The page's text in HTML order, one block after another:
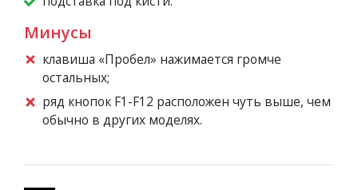
Минусы
клавиша «Пробел» нажимается громче
остальных;
ряд кнопок F1-F12 расположен чуть выше, чем
обычно в других моделях.